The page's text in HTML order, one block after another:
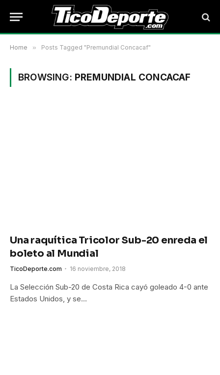
Home » Posts Tagged "Premundial Concacaf"
BROWSING: PREMUNDIAL CONCACAF
Una raquítica Tricolor Sub-20 enreda el
boleto al Mundial
TicoDeporte.com 16 noviembre, 2018
La Selección Sub-20 de Costa Rica cayó goleado 4-0 ante
Estados Unidos, y se…